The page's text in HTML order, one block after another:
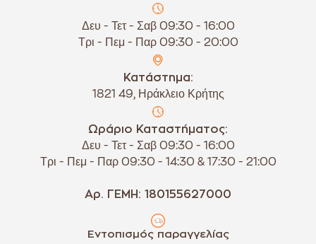
Δευ - Τετ - Σαβ 09:30 - 16:00
Τρι - Πεμ - Παρ 09:30 - 20:00
Κατάστημα:
1821 49, Ηράκλειο Κρήτης
Ωράριο Καταστήματος:
Δευ - Τετ - Σαβ 09:30 - 16:00
Τρι - Πεμ - Παρ 09:30 - 14:30 & 17:30 - 21:00
Αρ. ΓΕΜΗ: 180155627000
Εντοπισμός παραγγελίας